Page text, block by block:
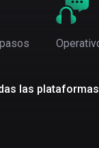
las plataformas